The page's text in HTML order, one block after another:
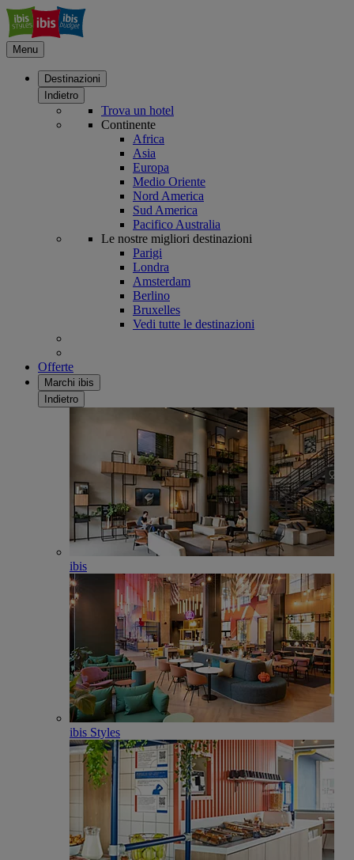
Menu
Destinazioni
Indietro
Trova un hotel
Continente
Africa
Asia
Europa
Medio Oriente
Nord America
Sud America
Pacifico Australia
Le nostre migliori destinazioni
Parigi
Londra
Amsterdam
Berlino
Bruxelles
Vedi tutte le destinazioni
Offerte
Marchi ibis
Indietro
ibis
ibis Styles